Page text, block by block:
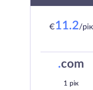
€11.2/рік
.com
1 рік